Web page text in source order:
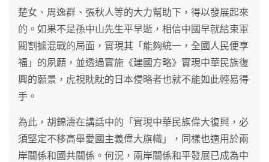
楚女、周逸群、張秋人等的大力幫助下，得以發展起來
的。如果不是孫中山先生平早逝，相信中國早就結束軍
閥割據混戰的局面，實現其「能夠統一，全國人民便享
福」的夙願，並透過實施《建國方略》實現中華民族復
興的願景，虎視眈眈的日本侵略者也就不能如此輕易得
手。
為此，胡錦濤在講話中的「實現中華民族偉大復興，必
須堅定不移高舉愛國主義偉大旗幟」，同樣也適用於兩
岸關係和國共關係。何況，兩岸關係和平發展已成為中